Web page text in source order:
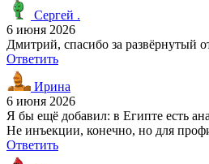
Сергей .
6 июня 2026
Дмитрий, спасибо за развёрнутый
Ответить
Ирина
6 июня 2026
Я бы ещё добавил: в Египте есть
Не инъекции, конечно, но для
Ответить